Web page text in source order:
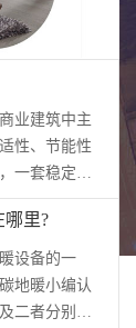
业建筑中主
性、节能性
一套稳定高
，不仅依赖
气源热泵）
开各类专业
不起眼的“配
密封性、热
里?
设备的一
地暖小编认
二者分别在